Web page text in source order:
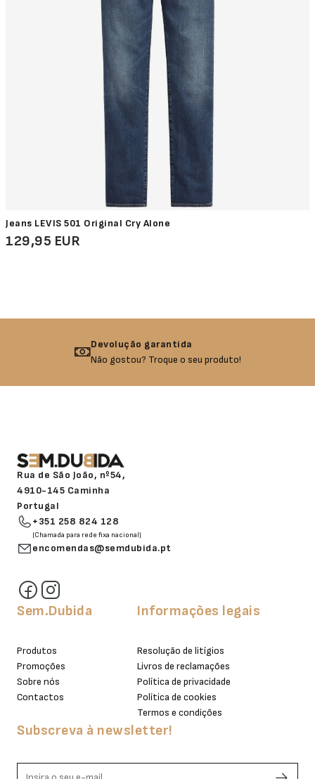
Jeans LEVIS 501 Original Cry Alone
129,95 EUR
Devolução garantida
Não gostou? Troque o seu produto!
Rua de São João, nº54,
4910-145 Caminha
Portugal
+351 258 824 128
(Chamada para rede fixa nacional)
encomendas@semdubida.pt
Sem.Dubida
Produtos
Promoções
Sobre nós
Contactos
Informações legais
Resolução de litígios
Livros de reclamações
Política de privacidade
Política de cookies
Termos e condições
Subscreva à newsletter!